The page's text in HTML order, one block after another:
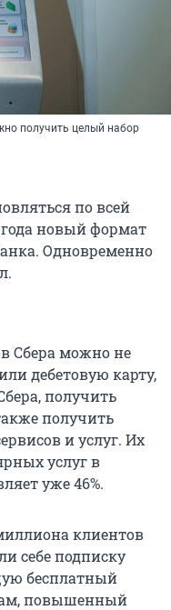
получить целый набор
по всей
новый формат
Одновременно
Сбера можно не
дебетовую карту,
получить
получить
и услуг. Их
услуг в
уже 46%.
клиентов
себе подписку
бесплатный
повышенный